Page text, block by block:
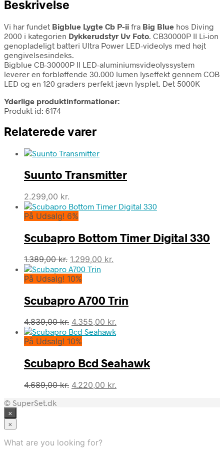
Beskrivelse
Vi har fundet Bigblue Lygte Cb P-ii fra Big Blue hos Diving
2000 i kategorien Dykkerudstyr Uv Foto. CB30000P II Li-ion
genopladeligt batteri Ultra Power LED-videolys med højt
gengivelsesindeks.
Bigblue CB-30000P II LED-aluminiumsvideolyssystem
leverer en forbløffende 30.000 lumen lyseffekt gennem COB
LED og en 120 graders perfekt jævn lysplet. Det 5000K
Yderlige produktinformationer:
Produkt id: 6174
Relaterede varer
Suunto Transmitter
2.299,00 kr.
På Udsalg! 6%
Scubapro Bottom Timer Digital 330
1.389,00kr. Den
oprindelige
pris
1.389,00 kr..
1.299,00 kr.
1.299,00 kr..
På Udsalg! 10%
Scubapro A700 Trin
4.839,00kr. Den
oprindelige
pris
4.839,00 kr..
4.355,00 kr.
4.355,00 kr..
På Udsalg! 10%
Scubapro Bcd Seahawk
4.689,00kr. Den
4.220,00 kr.
© SuperSet.dk
×
×
What are you looking for?